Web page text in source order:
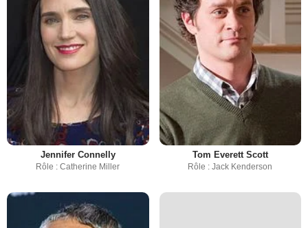
Jennifer Connelly
Rôle : Catherine Miller
Tom Everett Scott
Rôle : Jack Kenderson